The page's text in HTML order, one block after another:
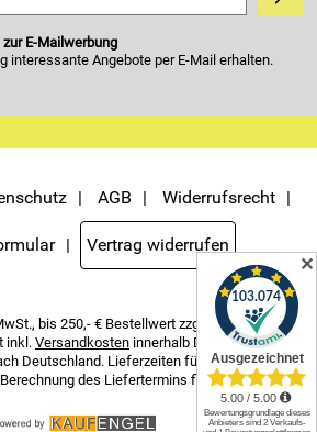
E-Mailwerbung
interessante Angebote per E-Mail erhalten.
nicht an andere Unternehmen
Zwecken wird in anonymer Form
oder indem Sie den Link "Abmelden" am
Die
Datenschutzerklärunghabe ich
AGB Widerrufsrecht
Vertrag widerrufen
bis 250,- € Bestellwert zzgl.
Versandkosten
inkl. Versandkosten innerhalb Deutschlands
Deutschland. Lieferzeiten für andere Länder
des Liefertermins finden Siehier.
✕